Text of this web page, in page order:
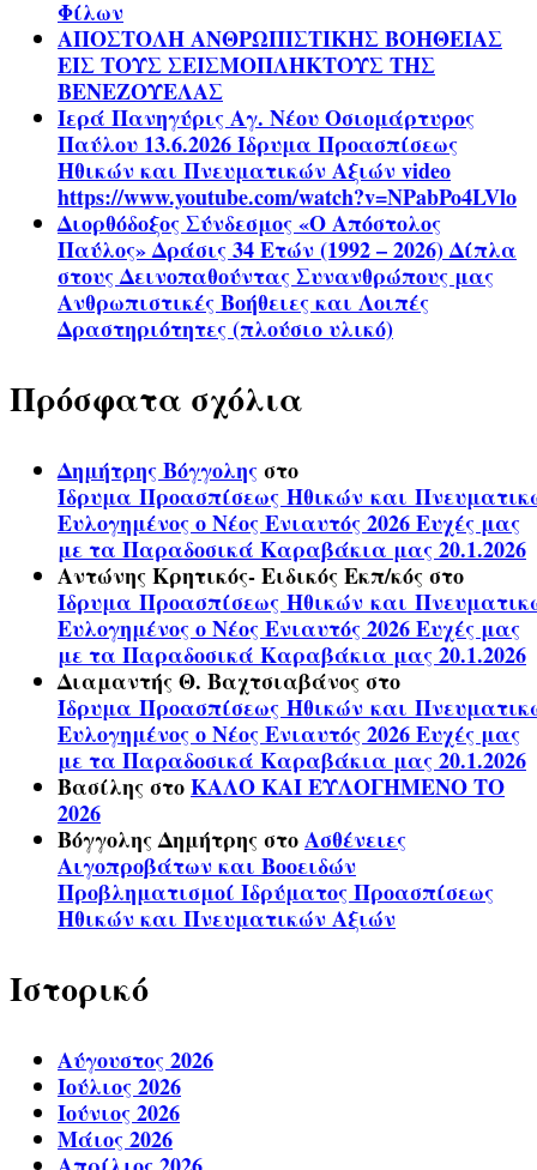
Φίλων
ΑΠΟΣΤΟΛΗ ΑΝΘΡΩΠΙΣΤΙΚΗΣ ΒΟΗΘΕΙΑΣ
ΕΙΣ ΤΟΥΣ ΣΕΙΣΜΟΠΛΗΚΤΟΥΣ ΤΗΣ
ΒΕΝΕΖΟΥΕΛΑΣ
Ιερά Πανηγύρις Αγ. Νέου Οσιομάρτυρος
Παύλου 13.6.2026 Ίδρυμα Προασπίσεως
Ηθικών και Πνευματικών Αξιών video
https://www.youtube.com/watch?v=NPabPo4LVlo
Διορθόδοξος Σύνδεσμος «Ο Απόστολος
Παύλος» Δράσις 34 Ετών (1992 – 2026) Δίπλα
στους Δεινοπαθούντας Συνανθρώπους μας
Ανθρωπιστικές Βοήθειες και Λοιπές
Δραστηριότητες (πλούσιο υλικό)
Πρόσφατα σχόλια
Δημήτρης Βόγγοληςστο
Ίδρυμα Προασπίσεως Ηθικών και
Ευλογημένος ο Νέος Ενιαυτός 2026 Ευχές μας
με τα Παραδοσικά Καραβάκια μας 20.1.2026
Αντώνης Κρητικός- Ειδικός Εκπ/κόςστο
Ίδρυμα Προασπίσεως Ηθικών και
Ευλογημένος ο Νέος Ενιαυτός 2026 Ευχές μας
με τα Παραδοσικά Καραβάκια μας 20.1.2026
Διαμαντής Θ. Βαχτσιαβάνοςστο
Ίδρυμα Προασπίσεως Ηθικών και
Ευλογημένος ο Νέος Ενιαυτός 2026 Ευχές μας
με τα Παραδοσικά Καραβάκια μας 20.1.2026
ΒασίληςστοΚΑΛΟ ΚΑΙ ΕΥΛΟΓΗΜΕΝΟ ΤΟ
2026
Βόγγολης ΔημήτρηςστοΑσθένειες
Αιγοπροβάτων και Βοοειδών
Προβληματισμοί Ιδρύματος Προασπίσεως
Ηθικών και Πνευματικών Αξιών
Ιστορικό
Αύγουστος 2026
Ιούλιος 2026
Ιούνιος 2026
Μάιος 2026